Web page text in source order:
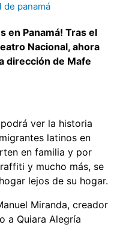
de panamá
en Panamá! Tras el
Nacional, ahora
dirección de Mafe
ver la historia
latinos en
en familia y por
y mucho más, se
lejos de su hogar.
Miranda, creador
a Quiara Alegría